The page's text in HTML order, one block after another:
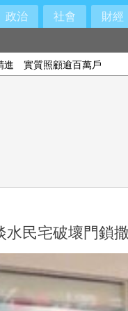
政治 社會 財經
進 實質照顧逾百萬戶
水民宅破壞門